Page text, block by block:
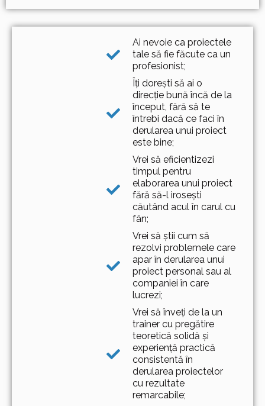
Ai nevoie ca proiectele
tale să fie făcute ca un
profesionist;
Îți dorești să ai o
direcție bună încă de la
început, fără să te
întrebi dacă ce faci în
derularea unui proiect
este bine;
Vrei să eficientizezi
timpul pentru
elaborarea unui proiect
fără să-l irosești
căutând acul în carul cu
fân;
Vrei să știi cum să
rezolvi problemele care
apar în derularea unui
proiect personal sau al
companiei în care
lucrezi;
Vrei să înveți de la un
trainer cu pregătire
teoretică solidă și
experiență practică
consistentă în
derularea proiectelor
cu rezultate
remarcabile;